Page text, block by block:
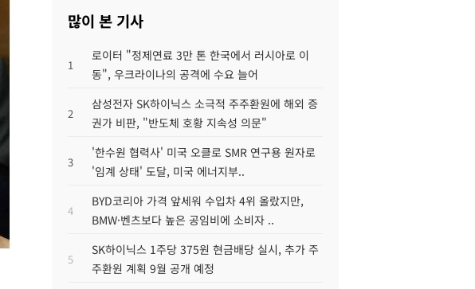
많이 본 기사
1
로이터 "정제연료 3만 톤 한국에서 러시아로 이
동", 우크라이나의 공격에 수요 늘어
2
삼성전자 SK하이닉스 소극적 주주환원에 해외 증
권가 비판, "반도체 호황 지속성 의문"
3
'한수원 협력사' 미국 오클로 SMR 연구용 원자로
'임계 상태' 도달, 미국 에너지부..
4
BYD코리아 가격 앞세워 수입차 4위 올랐지만,
BMW·벤츠보다 높은 공임비에 소비자 ..
5
SK하이닉스 1주당 375원 현금배당 실시, 추가 주
주환원 계획 9월 공개 예정